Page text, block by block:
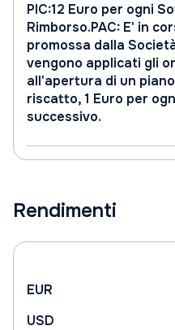
PIC:12 Euro per ogni
Rimborso.PAC: E' in
promossa dalla
vengono applicati gli
all'apertura di un piano
riscatto, 1 Euro per
successivo.
Rendimenti
EUR
USD